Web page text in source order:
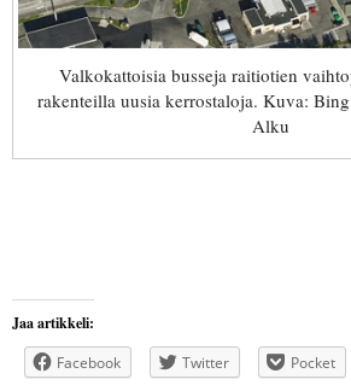
Valkokattoisia busseja raitiotien
rakenteilla uusia kerrostaloja. Kuva:
Alku
Jaa artikkeli:
Facebook
Twitter Pocket